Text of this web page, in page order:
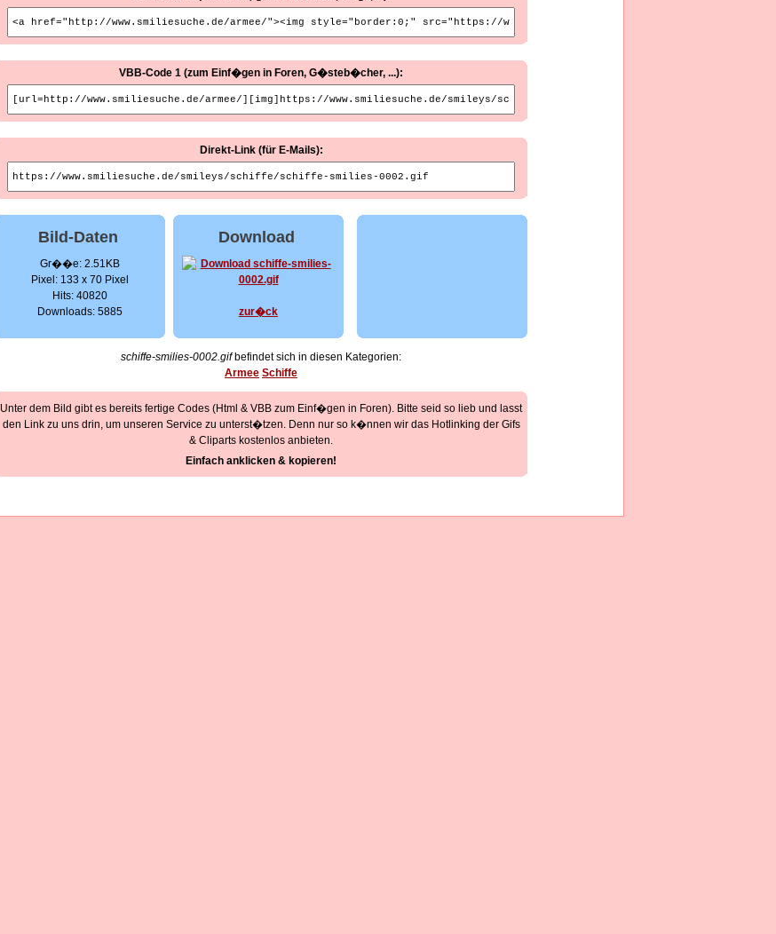
VBB-Code 1 (zum Einf�gen in Foren, G�steb�cher, ...):
Direkt-Link (für E-Mails):
Bild-Daten
Gr��e: 2.51KB
Pixel: 133 x 70 Pixel
Hits: 40820
Downloads: 5885
Download
zur�ck
schiffe-smilies-0002.gifbefindet sich in diesen Kategorien:
Armee Schiffe
Unter dem Bild gibt es bereits fertige Codes (Html & VBB zum Einf�gen in Foren). Bitte seid so lieb und lasst
den Link zu uns drin, um unseren Service zu unterst�tzen. Denn nur so k�nnen wir das Hotlinking der Gifs
& Cliparts kostenlos anbieten.
Einfach anklicken & kopieren!